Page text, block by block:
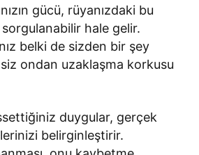
gücü, rüyanızdaki bu
hale gelir.
belki de sizden bir şey
ondan uzaklaşma korkusu
duygular, gerçek
belirginleştirir.